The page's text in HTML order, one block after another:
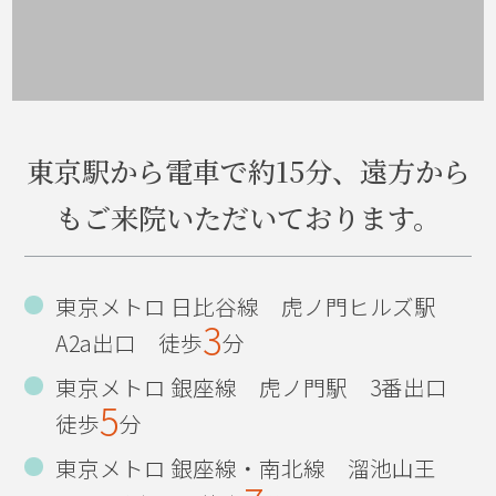
マウスピース矯正
誕生日
ひっそりと...
インフルエンザ予防法
作品展
東京駅から電車で約15分、遠方から
もご来院いただいております。
東京メトロ 日比谷線 虎ノ門ヒルズ駅
A2a出口 徒歩3分
東京メトロ 銀座線 虎ノ門駅 3番出口
徒歩5分
東京メトロ 銀座線・南北線 溜池山王